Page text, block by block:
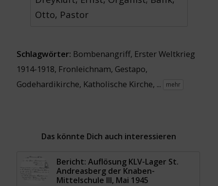
Otto, Pastor
Schlagwörter: Bombenangriff, Erster Weltkrieg
1914-1918, Fronleichnam, Gestapo,
Godehardikirche, Katholische Kirche, ... mehr
Das könnte Dich auch interessieren
Bericht: Auflösung KLV-Lager St.
Andreasberg der Knaben-
Mittelschule III, Mai 1945